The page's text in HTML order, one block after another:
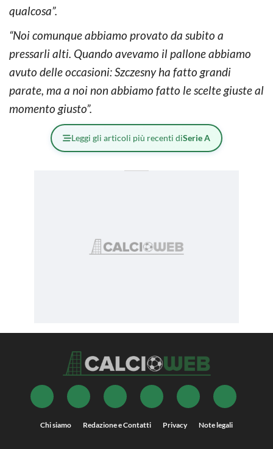
qualcosa”.
“Noi comunque abbiamo provato da subito a
pressarli alti. Quando avevamo il pallone abbiamo
avuto delle occasioni: Szczesny ha fatto grandi
parate, ma a noi non abbiamo fatto le scelte giuste al
momento giusto”.
Leggi gli articoli più recenti diSerie A
Chi siamo Redazione e Contatti Privacy Note legali